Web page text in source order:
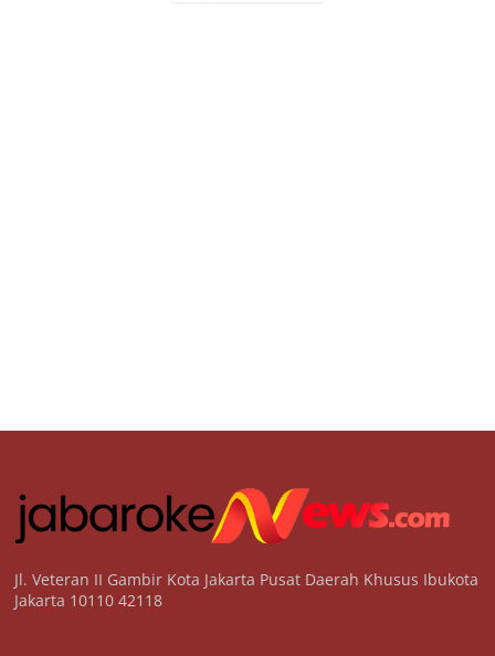
Jl. Veteran II Gambir Kota Jakarta Pusat Daerah Khusus Ibukota
Jakarta 10110 42118